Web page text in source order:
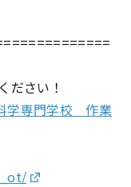
さい！
学専門学校 作業